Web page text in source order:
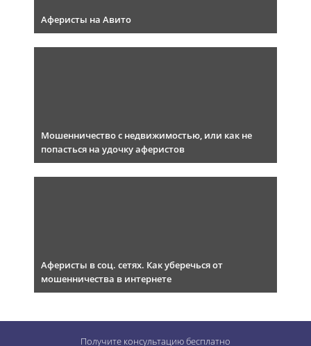
Аферисты на Авито
Мошенничество с недвижимостью, или как не
попасться на удочку аферистов
Аферисты в соц. сетях. Как уберечься от
мошенничества в интернете
Получите консультациюбесплатно